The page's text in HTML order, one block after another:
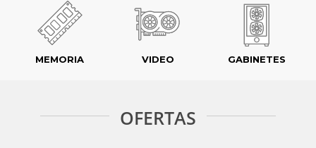
MEMORIA VIDEO GABINETES
OFERTAS